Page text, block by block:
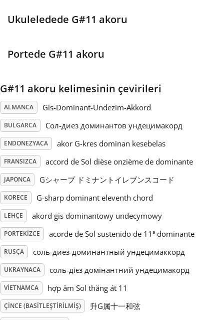
日本語
Polski
Русский
Svenska
Tiếng Việt
Türkçe
简体中文
繁體中文
Ukuleledede G#11 akoru
Portede G#11 akoru
G#11 akoru kelimesinin çevirileri
ALMANCA Gis-Dominant-Undezim-Akkord
BULGARCA Сол-диез доминантов ундецимакорд
ENDONEZYACA akor G-kres dominan kesebelas
FRANSIZCA accord de Sol dièse onzième de dominante
JAPONCA Gシャープ ドミナントイレブンスコード
KORECE G-sharp dominant eleventh chord
LEHÇE akord gis dominantowy undecymowy
PORTEKIZCE acorde de Sol sustenido de 11ª dominante
RUSÇA соль-диез-доминантный ундецимаккорд
UKRAYNACA соль-дієз домінантний ундецимакорд
VIETNAMCA hợp âm Sol thăng át 11
ÇINCE (BASITLEŞTIRILMIŞ) 升G属十一和弦